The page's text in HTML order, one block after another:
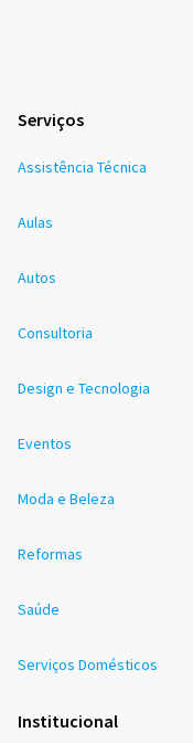
Serviços
Assistência Técnica
Aulas
Autos
Consultoria
Design e Tecnologia
Eventos
Moda e Beleza
Reformas
Saúde
Serviços Domésticos
Institucional